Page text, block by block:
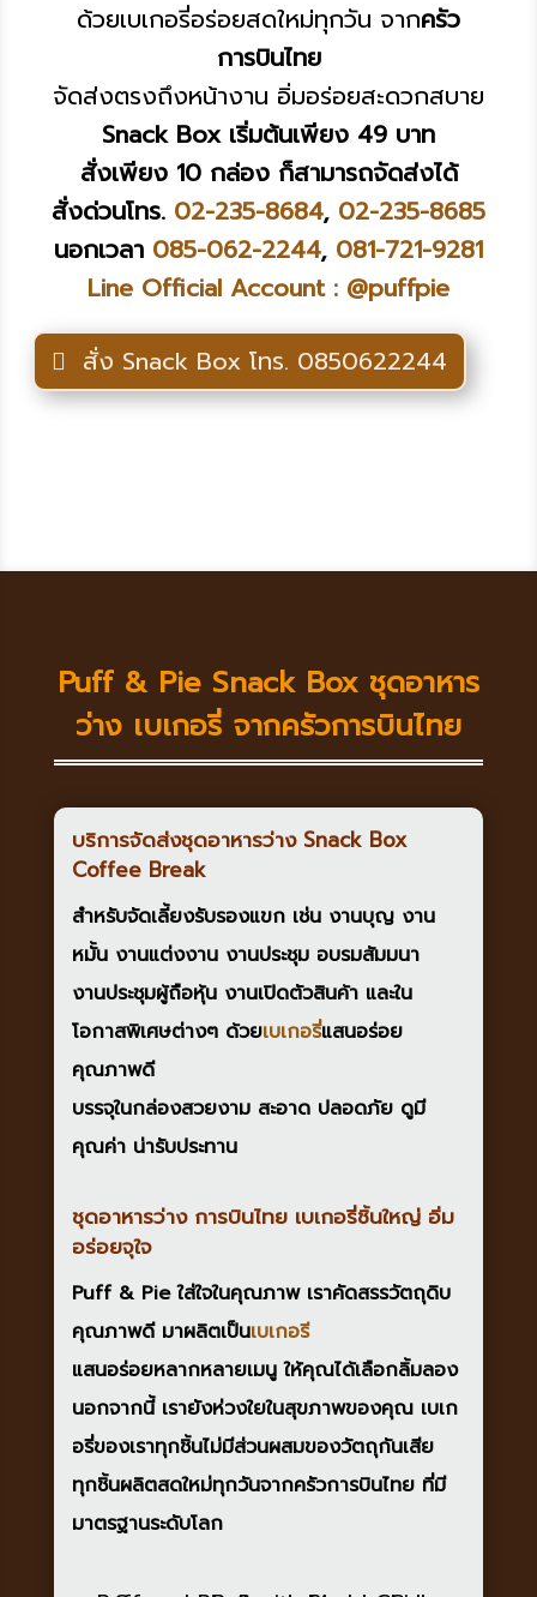
ด้วยเบเกอรี่อร่อยสดใหม่ทุกวัน จากครัว
การบินไทย
จัดส่งตรงถึงหน้างาน อิ่มอร่อยสะดวกสบาย
Snack Box เริ่มต้นเพียง 49 บาท
สั่งเพียง 10 กล่อง ก็สามารถจัดส่งได้
สั่งด่วนโทร. 02-235-8684, 02-235-8685
นอกเวลา 085-062-2244, 081-721-9281
Line Official Account : @puffpie
สั่ง Snack Box โทร. 0850622244
Puff & Pie Snack Box ชุดอาหาร
ว่าง เบเกอรี่ จากครัวการบินไทย
บริการจัดส่งชุดอาหารว่าง Snack Box
Coffee Break
สำหรับจัดเลี้ยงรับรองแขก เช่น งานบุญ งาน
หมั้น งานแต่งงาน งานประชุม อบรมสัมมนา
งานประชุมผู้ถือหุ้น งานเปิดตัวสินค้า และใน
โอกาสพิเศษต่างๆ ด้วยเบเกอรี่แสนอร่อย
คุณภาพดี
บรรจุในกล่องสวยงาม สะอาด ปลอดภัย ดูมี
คุณค่า น่ารับประทาน
ชุดอาหารว่าง การบินไทย เบเกอรี่ชิ้นใหญ่ อิ่ม
อร่อยจุใจ
Puff & Pieใส่ใจในคุณภาพ เราคัดสรรวัตถุดิบ
คุณภาพดี มาผลิตเป็นเบเกอรี
แสนอร่อยหลากหลายเมนู ให้คุณได้เลือกลิ้มลอง
นอกจากนี้ เรายังห่วงใยในสุขภาพของคุณ เบเก
อรี่ของเราทุกชิ้นไม่มีส่วนผสมของวัตถุกันเสีย
ทุกชิ้นผลิตสดใหม่ทุกวันจากครัวการบินไทยที่มี
มาตรฐานระดับโลก